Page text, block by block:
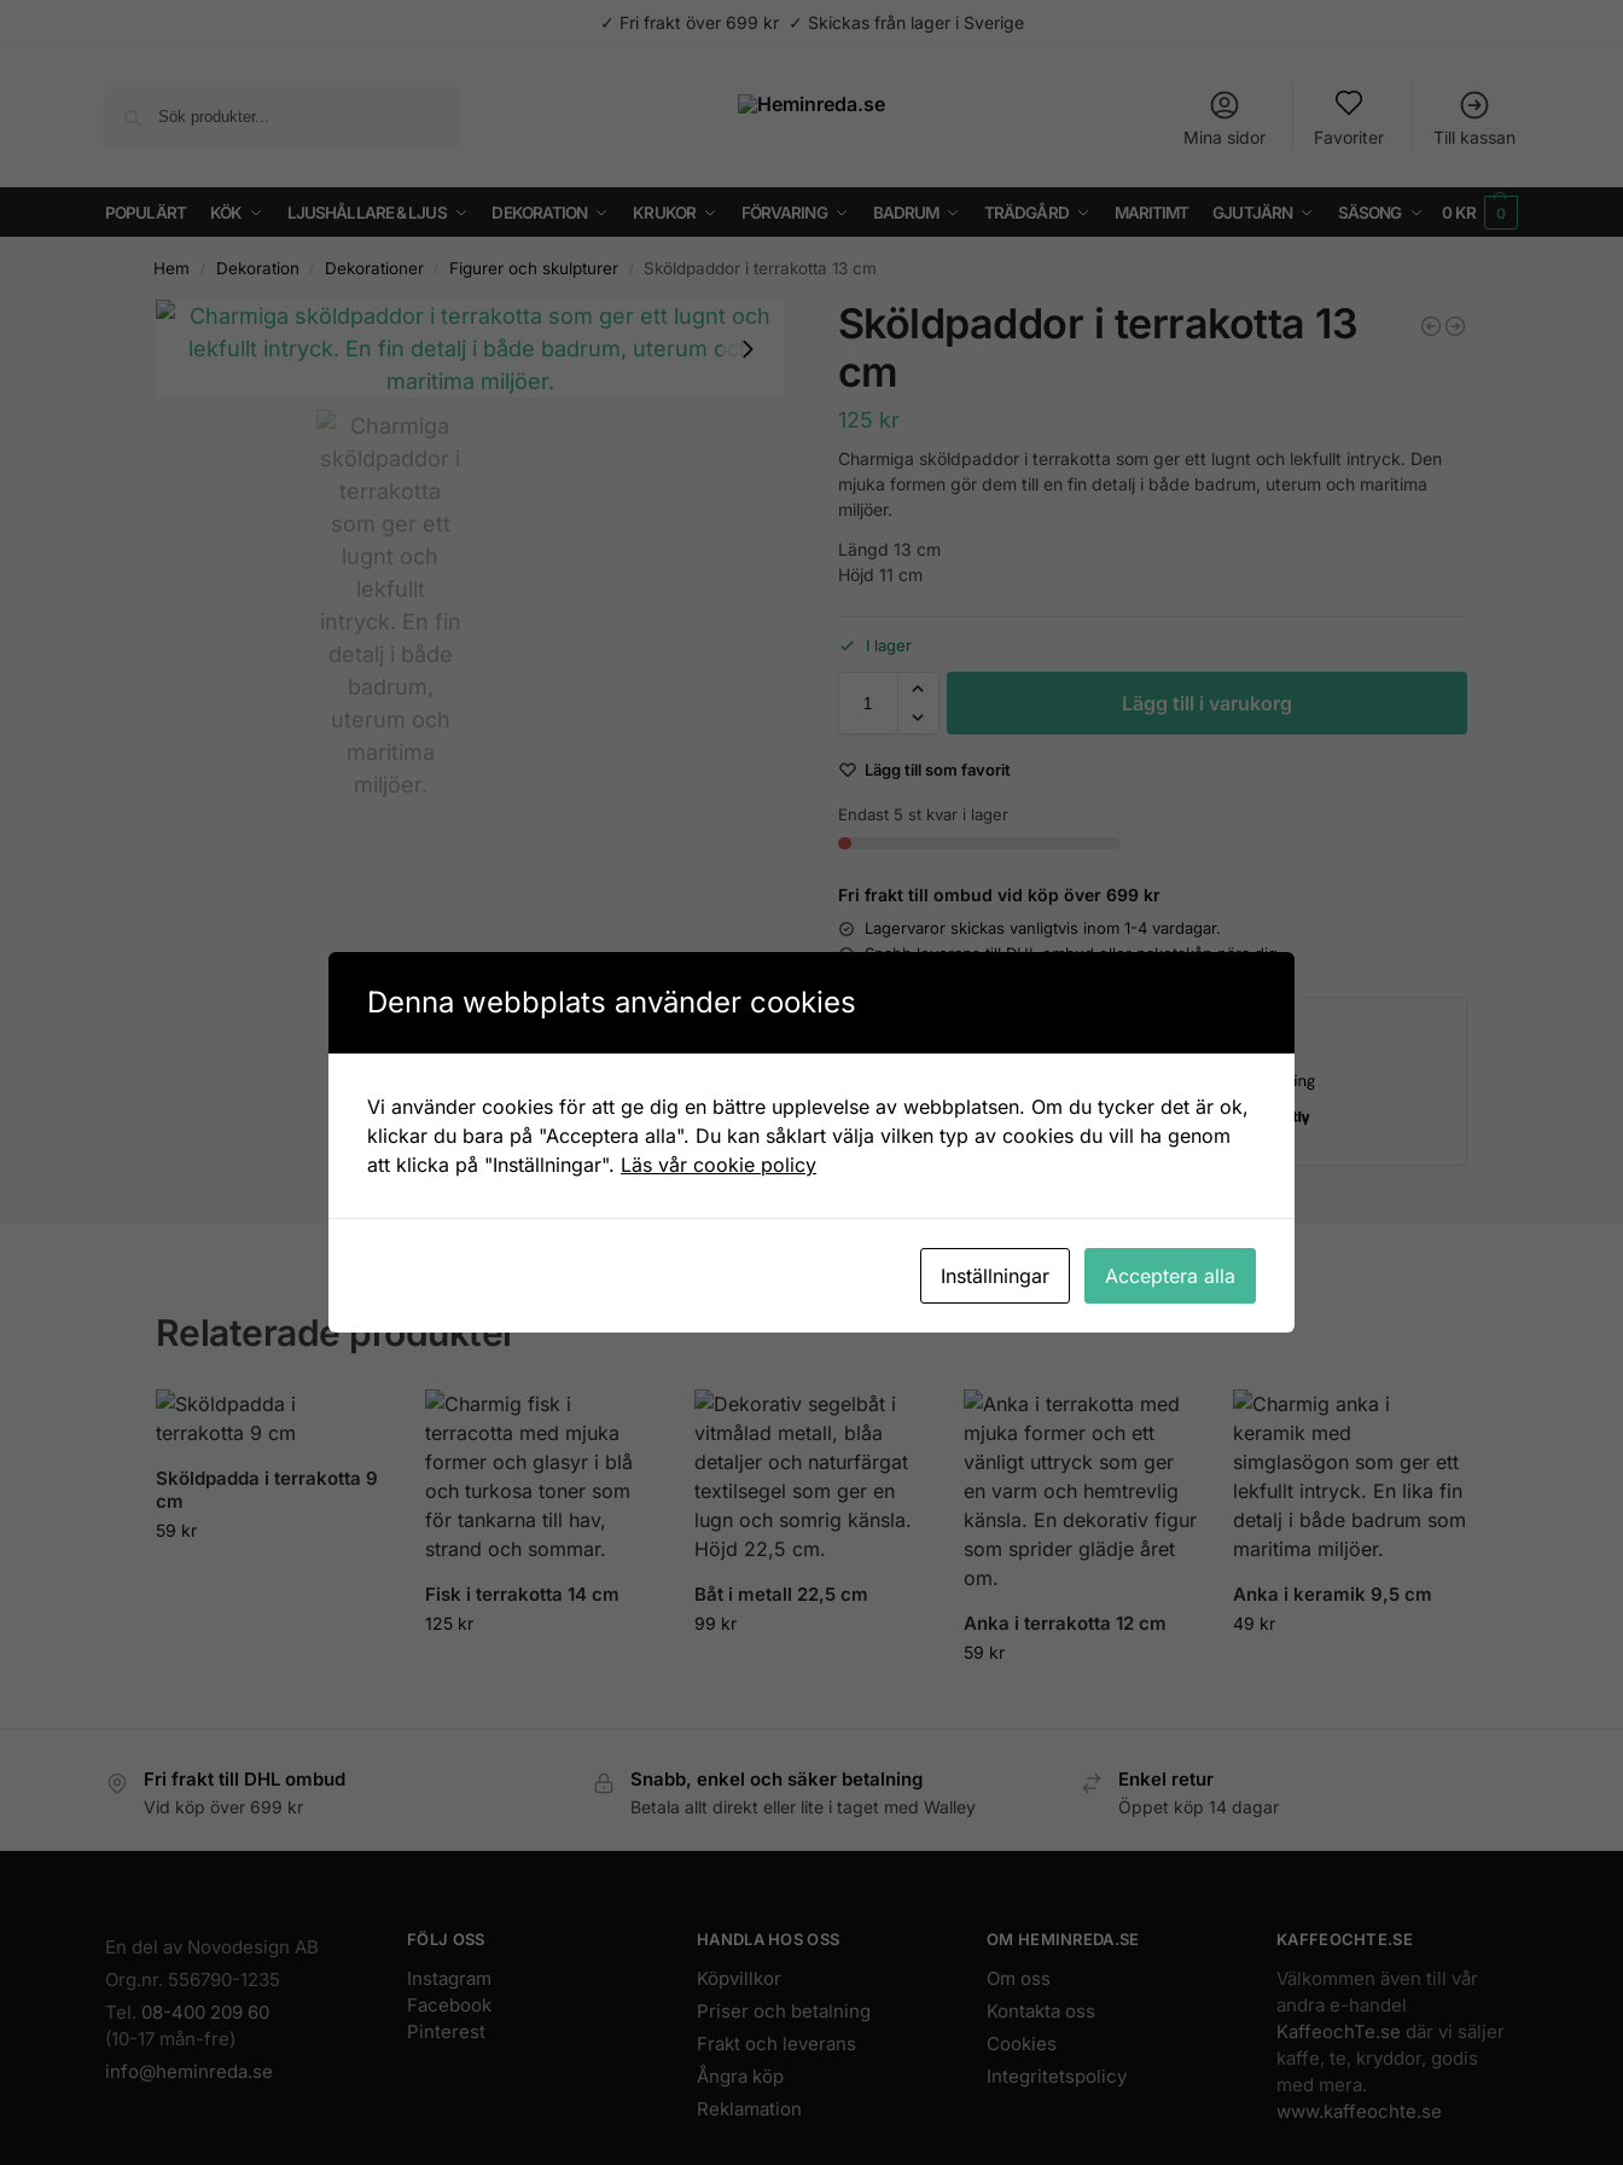
✓ Fri frakt över 699 kr ✓ Skickas från lager i Sverige
Mina sidor Favoriter Till kassan
POPULÄRT KÖK LJUSHÅLLARE & LJUS DEKORATION KRUKOR FÖRVARING BADRUM TRÄDGÅRD MARITIMT GJUTJÄRN SÄSONG 0 KR 0
Hem Dekoration Dekorationer Figurer och skulpturer Sköldpaddor i terrakotta 13 cm
Sköldpaddor i terrakotta 13
cm
125 kr
Charmiga sköldpaddor i terrakotta som ger ett lugnt och lekfullt intryck. Den
mjuka formen gör dem till en fin detalj i både badrum, uterum och maritima
miljöer.
Längd 13 cm
Höjd 11 cm
I lager
Lägg till i varukorg
Lägg till som favorit
Endast 5 st kvar i lager
Fri frakt till ombud vid köp över 699 kr
Lagervaror skickas vanligtvis inom 1-4 vardagar.
Snabb leverans till DHL ombud eller paketskåp nära dig.
Relaterade produkter
Sköldpadda i terrakotta 9
cm
59 kr
Fisk i terrakotta 14 cm
125 kr
Båt i metall 22,5 cm
99 kr Anka i terrakotta 12 cm
59 kr
Anka i keramik 9,5 cm
49 kr
Fri frakt till DHL ombud
Vid köp över 699 kr
Snabb, enkel och säker betalning
Betala allt direkt eller lite i taget med Walley
Enkel retur
Öppet köp 14 dagar
En del av Novodesign AB
Org.nr. 556790-1235
Tel. 08-400 209 60
(10-17 mån-fre)
info@heminreda.se
FÖLJ OSS
Instagram
Facebook
Pinterest
HANDLA HOS OSS
Köpvillkor
Priser och betalning
Frakt och leverans
Ångra köp
Reklamation
OM HEMINREDA.SE
Om oss
Kontakta oss
Cookies
Integritetspolicy
KAFFEOCHTE.SE
Välkommen även till vår
andra e-handel
KaffeochTe.se där vi säljer
kaffe, te, kryddor, godis
med mera.
www.kaffeochte.se
Denna webbplats använder cookies
Vi använder cookies för att ge dig en bättre upplevelse av webbplatsen. Om du tycker det är ok,
klickar du bara på "Acceptera alla". Du kan såklart välja vilken typ av cookies du vill ha genom
att klicka på "Inställningar". Läs vår cookie policy
Inställningar Acceptera alla